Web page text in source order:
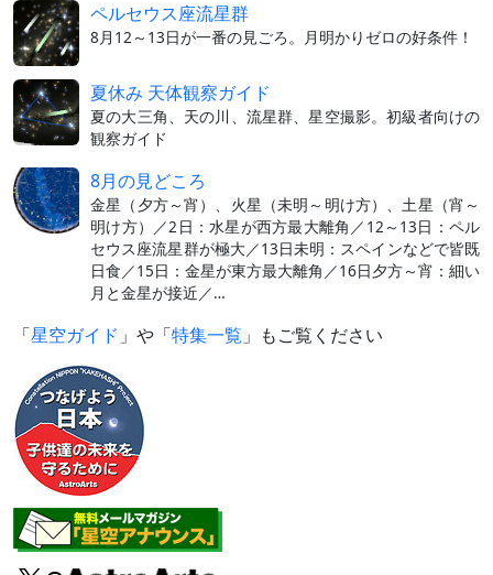
ペルセウス座流星群
8月12～13日が一番の見ごろ。月明かりゼロの好条件！
夏休み 天体観察ガイド
夏の大三角、天の川、流星群、星空撮影。初級者向けの
観察ガイド
8月の見どころ
金星（夕方～宵）、火星（未明～明け方）、土星（宵～
明け方）／2日：水星が西方最大離角／12～13日：ペル
セウス座流星群が極大／13日未明：スペインなどで皆既
日食／15日：金星が東方最大離角／16日夕方～宵：細い
月と金星が接近／…
「星空ガイド 」や「特集一覧 」もご覧ください